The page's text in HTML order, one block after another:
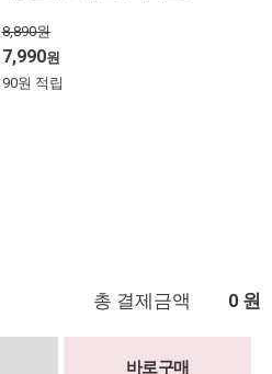
8,890원
7,990원
90원 적립
총 결제금액 0 원
바로구매